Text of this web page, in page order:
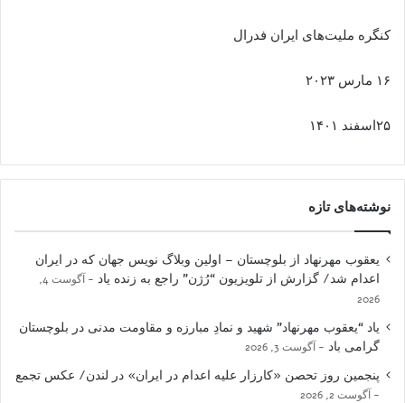
کنگره ملیت‌‌های ایران فدرال
۱۶ مارس ۲۰۲۳
۲۵اسفند ۱۴۰۱
نوشته‌های تازه
یعقوب مهرنهاد از بلوچستان – اولین وبلاگ نویس جهان که در ایران
اعدام شد/ گزارش از تلویزیون “رُژن” راجع به زنده یاد
آگوست 4,
2026
یاد “یعقوب مهرنهاد” شهید و نمادِ مبارزه و مقاومت مدنی در بلوچستان
گرامی باد
آگوست 3, 2026
پنجمین روز تحصن «کارزار علیه اعدام در ایران» در لندن/ عکس تجمع
آگوست 2, 2026